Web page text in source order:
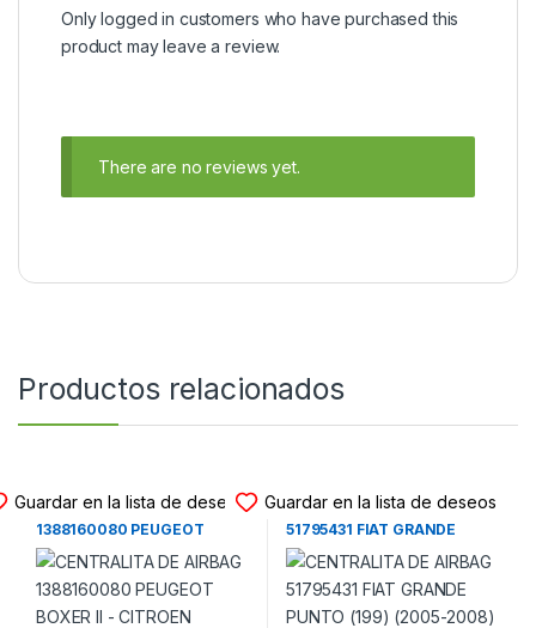
Only logged in customers who have purchased this
product may leave a review.
There are no reviews yet.
Productos relacionados
Guardar en la lista de deseos
CENTRALITA DE AIRBAG
1388160080 PEUGEOT
BOXER II – CITROEN JUMPER
II – FIAT DUCATO II (2006-
2014)
Guardar en la lista de deseos
CENTRALITA DE AIRBAG
51795431 FIAT GRANDE
PUNTO (199) (2005-2008)